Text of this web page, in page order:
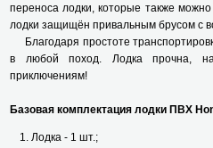
переноса лодки, которые также
лодки защищён привальным брусом с
Благодаря простоте
в любой поход. Лодка прочна,
приключениям!
Базовая комплектация лодки ПВХ
Лодка - 1 шт.;